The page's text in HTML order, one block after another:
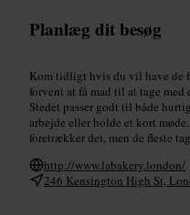
Planlæg dit besøg
Kom tidligt hvis du vil have de
forvent at få mad til at tage med
Stedet passer godt til både
arbejde eller holde et kort
foretrækker det, men de fleste
http://www.labakery.london/
246 Kensington High St,